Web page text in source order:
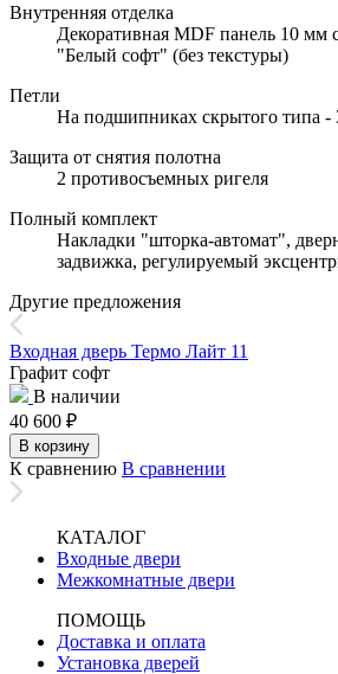
Внутренняя отделка
Декоративная MDF панель 10 мм
"Белый софт" (без текстуры)
Петли
На подшипниках скрытого типа -
Защита от снятия полотна
2 противосъемных ригеля
Полный комплект
Накладки "шторка-автомат",
задвижка, регулируемый
Другие предложения
Входная дверь Термо Лайт 11
Графит софт
В наличии
40 600 ₽
В корзину
К сравнению В сравнении
КАТАЛОГ
Входные двери
Межкомнатные двери
ПОМОЩЬ
Доставка и оплата
Установка дверей